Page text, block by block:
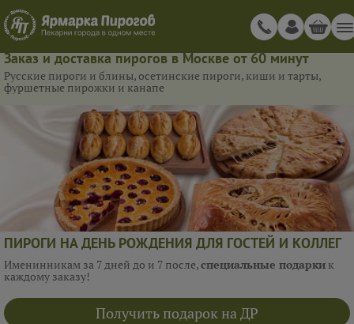
Заказ и доставка пирогов в Москве от 60 минут
Русские пироги и блины, осетинские пироги, киши и тарты,
фуршетные пирожки и канапе
ПИРОГИ НА ДЕНЬ РОЖДЕНИЯ ДЛЯ ГОСТЕЙ И КОЛЛЕГ
Именинникам за 7 дней до и 7 после,специальные подарки к
каждому заказу!
Получить подарок на ДР